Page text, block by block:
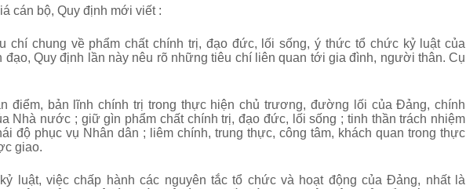
cán bộ, Quy định mới viết :
chí chung về phẩm chất chính trị, đạo đức, lối sống, ý thức tổ chức kỷ luật của
đạo, Quy định lần này nêu rõ những tiêu chí liên quan tới gia đình, người thân. Cụ
điểm, bản lĩnh chính trị trong thực hiện chủ trương, đường lối của Đảng, chính
Nhà nước ; giữ gìn phẩm chất chính trị, đạo đức, lối sống ; tinh thần trách nhiệm
độ phục vụ Nhân dân ; liêm chính, trung thực, công tâm, khách quan trong thực
giao.
luật, việc chấp hành các nguyên tắc tổ chức và hoạt động của Đảng, nhất là